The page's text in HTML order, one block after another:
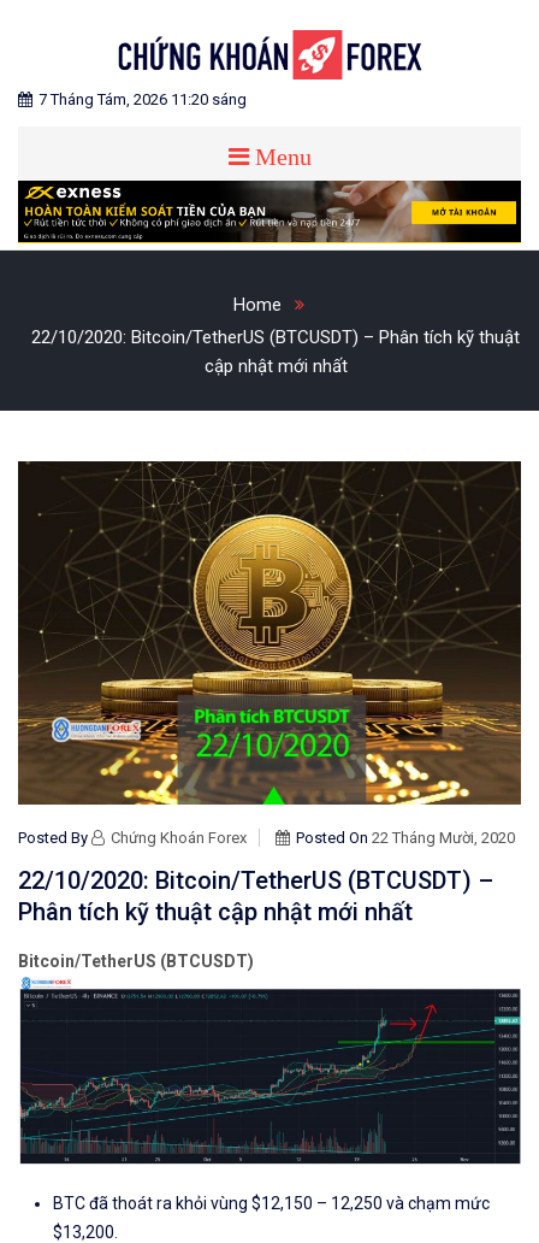
CHỨNG KHOÁN FOREX
Blog chia sẻ về Chứng Khoán và Forex
7 Tháng Tám, 2026 11:20 sáng
Menu
Home
22/10/2020: Bitcoin/TetherUS (BTCUSDT) – Phân tích kỹ thuật
cập nhật mới nhất
Posted By Chứng Khoán Forex Posted On 22 Tháng Mười, 2020
22/10/2020: Bitcoin/TetherUS (BTCUSDT) –
Phân tích kỹ thuật cập nhật mới nhất
Bitcoin/TetherUS (BTCUSDT)
BTC đã thoát ra khỏi vùng $12,150 – 12,250 và chạm mức
$13,200.